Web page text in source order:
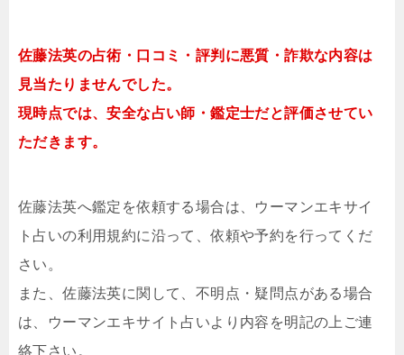
佐藤法英の占術・口コミ・評判に悪質・詐欺な内容は
見当たりませんでした。
現時点では、安全な占い師・鑑定士だと評価させてい
ただきます。
佐藤法英へ鑑定を依頼する場合は、ウーマンエキサイ
ト占いの利用規約に沿って、依頼や予約を行ってくだ
さい。
また、佐藤法英に関して、不明点・疑問点がある場合
は、ウーマンエキサイト占いより内容を明記の上ご連
絡下さい。